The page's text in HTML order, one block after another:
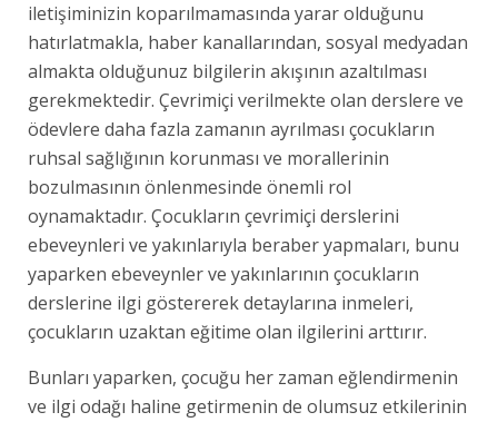
iletişiminizin koparılmamasında yarar olduğunu
hatırlatmakla, haber kanallarından, sosyal medyadan
almakta olduğunuz bilgilerin akışının azaltılması
gerekmektedir. Çevrimiçi verilmekte olan derslere ve
ödevlere daha fazla zamanın ayrılması çocukların
ruhsal sağlığının korunması ve morallerinin
bozulmasının önlenmesinde önemli rol
oynamaktadır. Çocukların çevrimiçi derslerini
ebeveynleri ve yakınlarıyla beraber yapmaları, bunu
yaparken ebeveynler ve yakınlarının çocukların
derslerine ilgi göstererek detaylarına inmeleri,
çocukların uzaktan eğitime olan ilgilerini arttırır.
Bunları yaparken, çocuğu her zaman eğlendirmenin
ve ilgi odağı haline getirmenin de olumsuz etkilerinin